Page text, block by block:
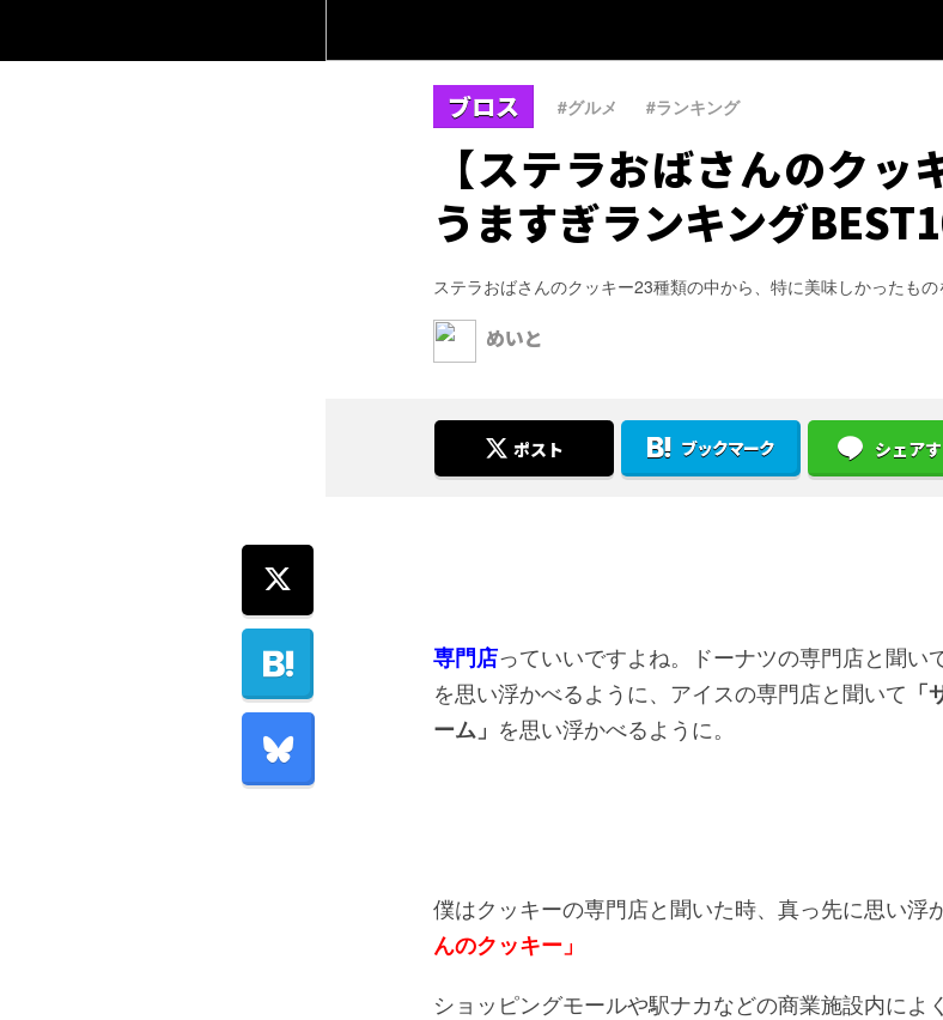
ブロス #グルメ #ランキング
【ステラおばさんのクッ
うますぎランキング
ステラおばさんのクッキー23種類の中から、特に美味しかったもの
めいと
ポスト ブックマーク シェア
専門店っていいですよね。ドーナツの専門店と聞い
を思い浮かべるように、アイスの専門店と聞いて
ーム」 を思い浮かべるように。
僕はクッキーの専門店と聞いた時、真っ先に思い浮
んのクッキー」
ショッピングモールや駅ナカなどの商業施設内によ